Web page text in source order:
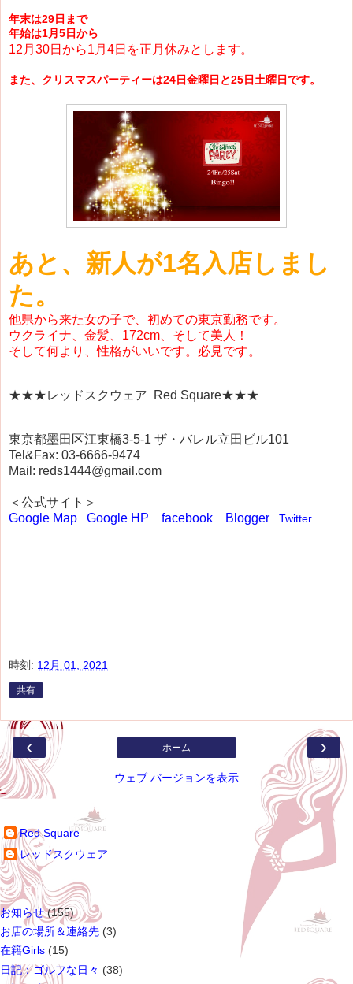
年末は29日まで
年始は1月5日から
12月30日から1月4日を正月休みとします。
また、クリスマスパーティーは24日金曜日と25日土曜日です。
あと、新人が1名入店しまし
た。
他県から来た女の子で、初めての東京勤務です。
ウクライナ、金髪、172cm、そして美人！
そして何より、性格がいいです。必見です。
★★★レッドスクウェア Red Square★★★
東京都墨田区江東橋3-5-1 ザ・バレル立田ビル101
Tel&Fax: 03-6666-9474
Mail: reds1444@gmail.com
＜公式サイト＞
Google Map
Google HP facebook Blogger Twitter
時刻: 12月 01, 2021
共有
‹ ›
ホーム
ウェブ バージョンを表示
Red Square
レッドスクウェア
カテゴリー
お知らせ (155)
お店の場所＆連絡先 (3)
在籍Girls (15)
日記：ゴルフな日々 (38)